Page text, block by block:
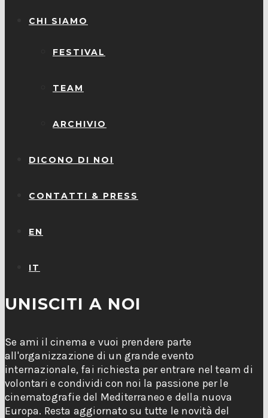
CHI SIAMO
FESTIVAL
TEAM
ARCHIVIO
DICONO DI NOI
CONTATTI & PRESS
EN
IT
UNISCITI A NOI
Se ami il cinema e vuoi prendere parte
all'organizzazione di un grande evento
internazionale, fai richiesta per entrare nel team di
volontari e condividi con noi la passione per le
cinematografie del Mediterraneo e della nuova
Europa. Resta aggiornato su tutte le novità del